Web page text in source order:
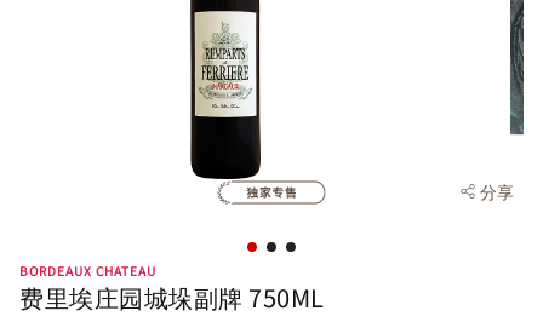
分享
BORDEAUX CHATEAU
费里埃庄园城垛副牌 750ML